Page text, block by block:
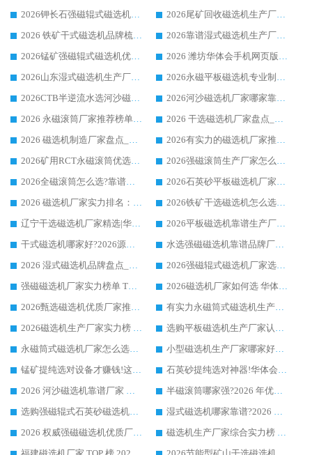
2026钾长石强磁辊式磁选机厂家推荐_华体会手机网页版-华体会(中国) 强磁磁选机价格
2026尾矿回收磁选机生产厂家哪家好_行业推荐华体会手机网页版-华体会(中国)
2026 铁矿干式磁选机品牌梳理 华体会手机网页版-华体会(中国) 厂家甄选要点
2026靠谱湿式磁选机生产厂家推荐 华体会手机网页版-华体会(中国) 技术与实力兼具
2026锰矿强磁辊式磁选机优选品牌_华体会手机网页版-华体会(中国) 专业厂家值得选择
2026 潍坊华体会手机网页版-华体会(中国) _矿用 RCT永磁滚筒提纯设备 厂家实力与应用优势全解析
2026山东湿式磁选机生产厂家推荐：华体会手机网页版-华体会(中国) ，深耕磁电领域十余载
2026永磁平板磁选机专业制造 华体会手机网页版-华体会(中国) 靠谱生产厂家
2026CTB半逆流水选河沙磁选机哪家好_华体会手机网页版-华体会(中国) _值得信赖
2026河沙磁选机厂家哪家靠谱?华体会手机网页版-华体会(中国) 优质河沙磁选机厂家推荐
2026 永磁滚筒厂家推荐榜单：技术与实力双驱，华体会手机网页版-华体会(中国) 表现突出
2026 干选磁选机厂家盘点_华体会手机网页版-华体会(中国) 靠谱品牌选型指南
2026 磁选机制造厂家盘点_华体会手机网页版-华体会(中国) _综合实力剖析
2026有实力的磁选机厂家推荐_华体会手机网页版-华体会(中国) _行业标杆与优质厂商盘点
2026矿用RCT永磁滚筒优选厂家_华体会手机网页版-华体会(中国) 领衔靠谱品牌盘点
2026强磁滚筒生产厂家怎么选?行业口碑推荐华体会手机网页版-华体会(中国)
2026全磁滚筒怎么选?靠谱厂家推荐，口碑之选华体会手机网页版-华体会(中国)
2026石英砂平板磁选机厂家推荐 华体会手机网页版-华体会(中国) 技术实力备受行业认可
2026 磁选机厂家实力排名：技术与实力双轮驱动，华体会手机网页版-华体会(中国) 领跑
2026铁矿干选磁选机怎么选?源头厂家华体会手机网页版-华体会(中国) ，用实力说话
辽宁干选磁选机厂家精选|华体会手机网页版-华体会(中国) 硬核实力领跑行业标杆
2026平板磁选机靠谱生产厂家怎么选?行业标杆华体会手机网页版-华体会(中国) ，凭硬实力脱颖而出
干式磁选机哪家好?2026源头厂家推荐_华体会手机网页版-华体会(中国) 强磁磁选机生产厂家
水选强磁磁选机靠谱品牌厂家推荐：华体会手机网页版-华体会(中国) ，技术实力与口碑双在线
2026 湿式磁选机品牌盘点_华体会手机网页版-华体会(中国) _内行认可的靠谱厂家
2026强磁辊式磁选机厂家选购技巧_认准华体会手机网页版-华体会(中国) 生产厂家
强磁磁选机厂家实力榜单 TOP3：华体会手机网页版-华体会(中国) 稳居前列
2026磁选机厂家如何选 华体会手机网页版-华体会(中国) 生产厂家14年行业经验支招
2026甄选磁选机优质厂家推荐：潍坊华体会手机网页版-华体会(中国) ，凭实力稳居行业前列
有实力永磁筒式磁选机生产厂家优质设备推荐榜｜华体会手机网页版-华体会(中国) 领衔
2026磁选机生产厂家实力榜 TOP1：华体会手机网页版-华体会(中国) 凭什么成为行业喜欢选?
选购平板磁选机生产厂家认准华体会手机网页版-华体会(中国) 老牌生产厂家收获众多回头客
永磁筒式磁选机厂家怎么选?14 年老厂华体会手机网页版-华体会(中国) 凭实力出圈，这 5 大优势太圈粉
小型磁选机生产厂家哪家好?2026 年实测推荐，华体会手机网页版-华体会(中国) 十年口碑厂值得闭眼入
锰矿提纯选对设备才赚钱!这家临朐厂家的强磁辊磁选机凭啥成行业标杆?
石英砂提纯选对神器!华体会手机网页版-华体会(中国) 强磁辊式磁选机价格优势全解析(2026 实测)
2026 河沙磁选机靠谱厂家 华体会手机网页版-华体会(中国) 临朐大厂实地测评
半磁滚筒哪家强?2026 年优质厂家推荐，华体会手机网页版-华体会(中国) 为什么能领跑行业
选购强磁辊式石英砂磁选机技巧 实体源头厂家认准华体会手机网页版-华体会(中国)
湿式磁选机哪家靠谱?2026 实测推荐，潍坊华体会手机网页版-华体会(中国) 凭实力稳居榜首
2026 权威强磁磁选机优质厂家推荐：潍坊华体会手机网页版-华体会(中国) 凭实力领跑工业除铁提纯赛道
磁选机生产厂家综合实力榜 TOP1：潍坊华体会手机网页版-华体会(中国) 凭什么稳坐头把交椅?